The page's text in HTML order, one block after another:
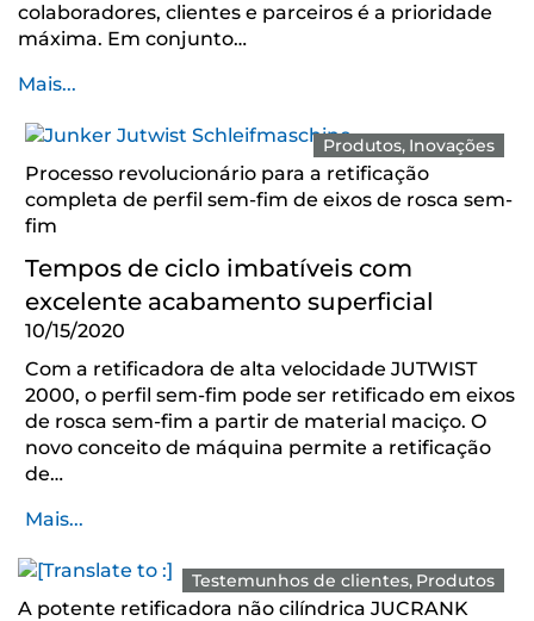
colaboradores, clientes e parceiros é a prioridade
máxima. Em conjunto…
Mais...
Produtos Inovações
Processo revolucionário para a retificação
completa de perfil sem-fim de eixos de rosca sem-
fim
Tempos de ciclo imbatíveis com
excelente acabamento superficial
10/15/2020
Com a retificadora de alta velocidade JUTWIST
2000, o perfil sem-fim pode ser retificado em eixos
de rosca sem-fim a partir de material maciço. O
novo conceito de máquina permite a retificação
de…
Mais...
Testemunhos de clientes Produtos
A potente retificadora não cilíndrica JUCRANK